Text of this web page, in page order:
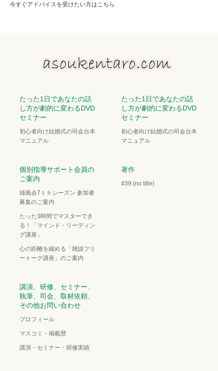
今すぐアドバイスを受けたい方はこちら
たった1日であなたの話
し方が劇的に変わるDVD
セミナー
初心者向け結婚式の司会台本
マニュアル
たった1日であなたの話
し方が劇的に変わるDVD
セミナー
初心者向け結婚式の司会台本
マニュアル
個別指導サポート会員の
ご案内
雄風会7ｔｈシーズン 参加者
募集のご案内
たった3時間でマスターでき
る！「マインド・リーディン
グ講座」
心の距離を縮める「雑談フリ
ートーク講座」のご案内
著作
#39 (no title)
講演、研修、セミナー、
執筆、司会、取材依頼、
その他お問い合わせ
プロフィール
マスコミ・掲載歴
講演・セミナー・研修実績